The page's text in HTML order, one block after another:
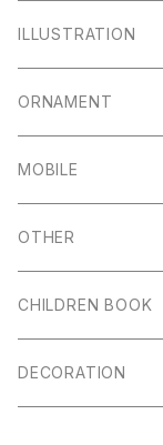
ILLUSTRATION
ORNAMENT
MOBILE
OTHER
CHILDREN BOOK
DECORATION